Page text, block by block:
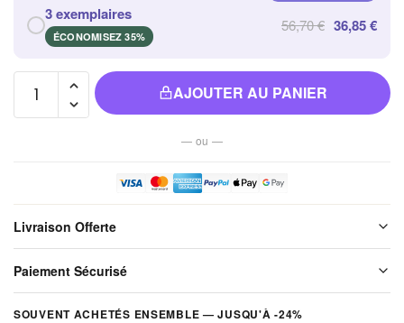
3 exemplaires
ÉCONOMISEZ 35%
56,70 € 36,85 €
Pendentif
étoile
Fabriqué
à Partir
AJOUTER AU PANIER
— ou —
Livraison Offerte
soigneusement emballé avant expédition. Aucun frais de port, jamais.
Paiement Sécurisé
acceptons Visa, Mastercard, PayPal et Apple Pay. Aucune donnée
SOUVENT ACHETÉS ENSEMBLE — JUSQU'À -24%